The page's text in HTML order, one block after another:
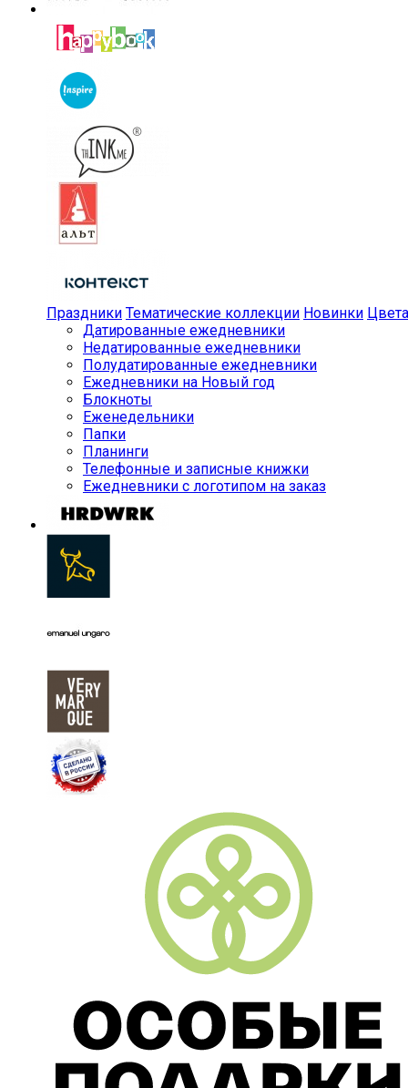
Праздники Тематические коллекции Новинки Цвета
Датированные ежедневники
Недатированные ежедневники
Полудатированные ежедневники
Ежедневники на Новый год
Блокноты
Еженедельники
Папки
Планинги
Телефонные и записные книжки
Ежедневники с логотипом на заказ